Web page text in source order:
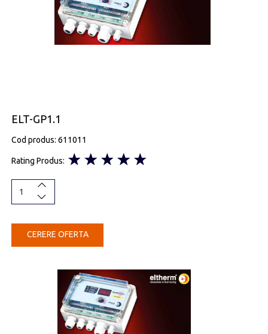
ELT-GP1.1
Cod produs: 611011
Rating Produs:
CERERE OFERTA